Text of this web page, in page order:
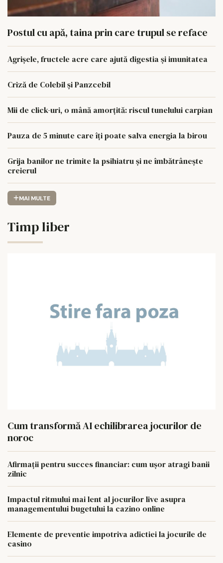
Postul cu apă, taina prin care trupul se reface
Agrișele, fructele acre care ajută digestia și imunitatea
Criză de Colebil și Panzcebil
Mii de click-uri, o mână amorțită: riscul tunelului carpian
Pauza de 5 minute care îți poate salva energia la birou
Grija banilor ne trimite la psihiatru și ne îmbătrânește
creierul
MAI MULTE
Timp liber
Cum transformă AI echilibrarea jocurilor de
noroc
Afirmații pentru succes financiar: cum ușor atragi banii
zilnic
Impactul ritmului mai lent al jocurilor live asupra
managementului bugetului la cazino online
Elemente de preventie impotriva adictiei la jocurile de
casino